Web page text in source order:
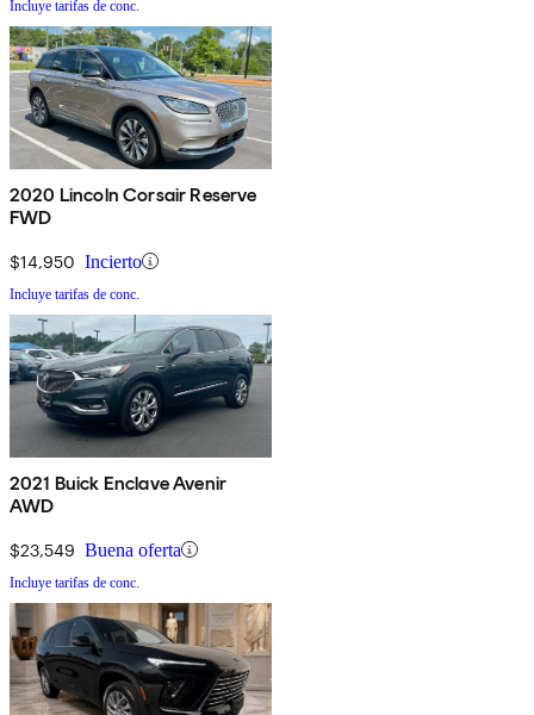
Incluye tarifas de conc.
2020 Lincoln Corsair Reserve
FWD
$14,950 Incierto
Incluye tarifas de conc.
2021 Buick Enclave Avenir
AWD
$23,549 Buena oferta
Incluye tarifas de conc.